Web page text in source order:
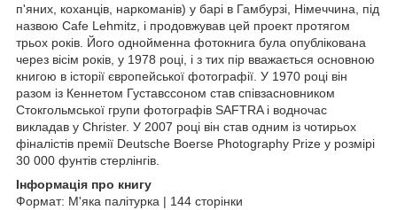
п'яних, коханців, наркоманів) у барі в Гамбурзі, Німеччина, під
назвою Cafe Lehmitz, і продовжував цей проект протягом
трьох років. Його однойменна фотокнига була опублікована
через вісім років, у 1978 році, і з тих пір вважається основною
книгою в історії європейської фотографії. У 1970 році він
разом із Кеннетом Густавссоном став співзасновником
Стокгольмської групи фотографів SAFTRA і водночас
викладав у Christer. У 2007 році він став одним із чотирьох
фіналістів премії Deutsche Boerse Photography Prize у розмірі
30 000 фунтів стерлінгів.
Інформація про книгу
Формат: М'яка палітурка | 144 сторінки